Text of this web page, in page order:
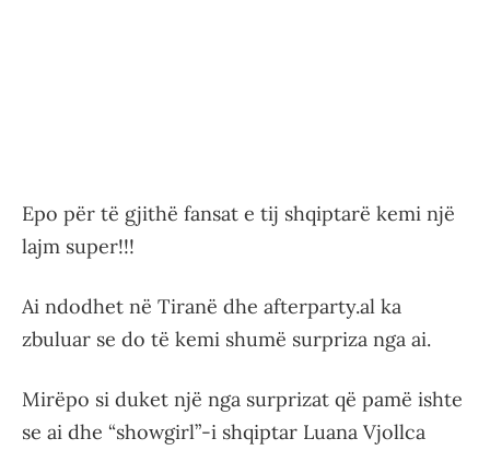
Epo për të gjithë fansat e tij shqiptarë kemi një
lajm super!!!
Ai ndodhet në Tiranë dhe afterparty.al ka
zbuluar se do të kemi shumë surpriza nga ai.
Mirëpo si duket një nga surprizat që pamë ishte
se ai dhe “showgirl”-i shqiptar Luana Vjollca